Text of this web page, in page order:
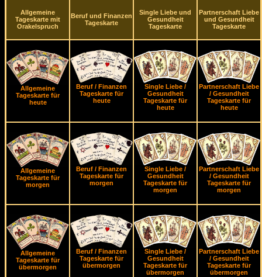
Allgemeine
Tageskarte mit
Orakelspruch
Beruf und Finanzen
Tageskarte
Single Liebe und
Gesundheit
Tageskarte
Partnerschaft Liebe
und Gesundheit
Tageskarte
Allgemeine
Tageskarte für
heute
Beruf / Finanzen
Tageskarte für
heute
Single Liebe /
Gesundheit
Tageskarte für
heute
Partnerschaft Liebe
/ Gesundheit
Tageskarte für
heute
Allgemeine
Tageskarte für
morgen
Beruf / Finanzen
Tageskarte für
morgen
Single Liebe /
Gesundheit
Tageskarte für
morgen
Partnerschaft Liebe
/ Gesundheit
Tageskarte für
morgen
Allgemeine
Tageskarte für
übermorgen
Beruf / Finanzen
Tageskarte für
übermorgen
Single Liebe /
Gesundheit
Tageskarte für
übermorgen
Partnerschaft Liebe
/ Gesundheit
Tageskarte für
übermorgen